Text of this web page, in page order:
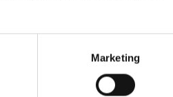
Marketing